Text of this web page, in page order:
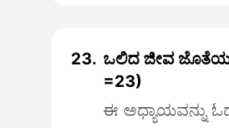
23. ಒಲಿದ ಜೀವ
=23)
ಈ ಅಧ್ಯಾಯವನ್ನು